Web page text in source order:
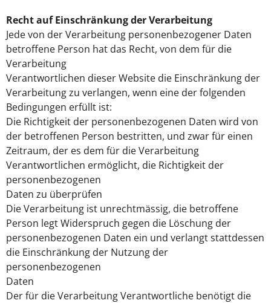
Recht auf Einschränkung der Verarbeitung
Jede von der Verarbeitung personenbezogener Daten
betroffene Person hat das Recht, von dem für die
Verarbeitung
Verantwortlichen dieser Website die Einschränkung der
Verarbeitung zu verlangen, wenn eine der folgenden
Bedingungen erfüllt ist:
Die Richtigkeit der personenbezogenen Daten wird von
der betroffenen Person bestritten, und zwar für einen
Zeitraum, der es dem für die Verarbeitung
Verantwortlichen ermöglicht, die Richtigkeit der
personenbezogenen
Daten zu überprüfen
Die Verarbeitung ist unrechtmässig, die betroffene
Person legt Widerspruch gegen die Löschung der
personenbezogenen Daten ein und verlangt stattdessen
die Einschränkung der Nutzung der
personenbezogenen
Daten
Der für die Verarbeitung Verantwortliche benötigt die